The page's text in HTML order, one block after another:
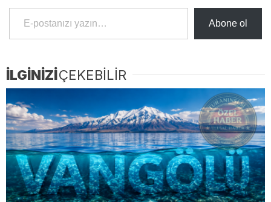
E-postanızı yazın…
Abone ol
İLGİNİZİÇEKEBİLİR